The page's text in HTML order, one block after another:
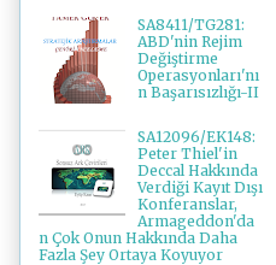
SA8411/TG281:
ABD'nin Rejim
Değiştirme
Operasyonları'nı
n Başarısızlığı-II
SA12096/EK148:
Peter Thiel'in
Deccal Hakkında
Verdiği Kayıt Dışı
Konferanslar,
Armageddon'da
n Çok Onun Hakkında Daha
Fazla Şey Ortaya Koyuyor